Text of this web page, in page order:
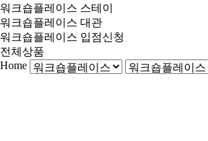
워크숍플레이스 스테이
워크숍플레이스 대관
워크숍플레이스 입점신청
전체상품
Home